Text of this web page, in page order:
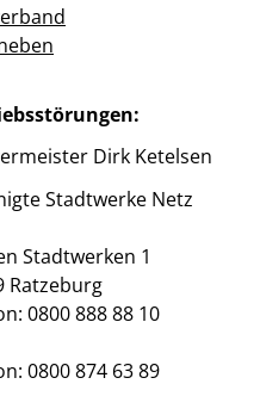
Dirk Ketelsen
Stadtwerke Netz
1
88 10
63 89